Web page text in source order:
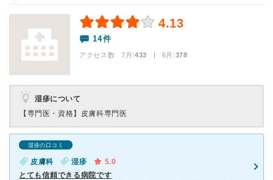
4.13
14件
アクセス数 7月:433 | 6月:378
湿疹について
【専門医・資格】 皮膚科専門医
湿疹の口コミ
皮膚科 湿疹
5.0
とても信頼できる病院です